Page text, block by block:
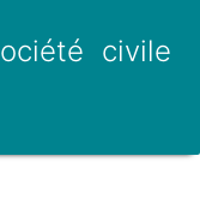
civile